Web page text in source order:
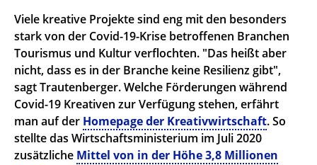
Viele kreative Projekte sind eng mit den besonders
stark von der Covid-19-Krise betroffenen Branchen
Tourismus und Kultur verflochten. "Das heißt aber
nicht, dass es in der Branche keine Resilienz gibt",
sagt Trautenberger. Welche Förderungen während
Covid-19 Kreativen zur Verfügung stehen, erfährt
man auf der Homepage der Kreativwirtschaft. So
stellte das Wirtschaftsministerium im Juli 2020
zusätzliche Mittel von in der Höhe 3,8 Millionen